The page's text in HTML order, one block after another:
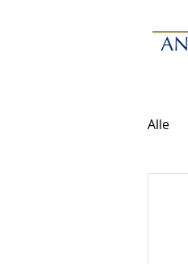
Alle